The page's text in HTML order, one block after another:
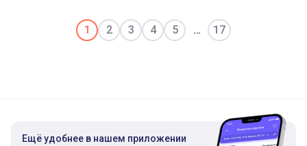
1 2 3 4 5 17
Ещё удобнее в нашем приложении